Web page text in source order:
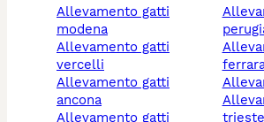
allevamento gatti
modena
allevamento gatti
vercelli
allevamento gatti
ancona
allevamento gatti
allevamento gatti
allevamento gatti
allevamento gatti
trieste